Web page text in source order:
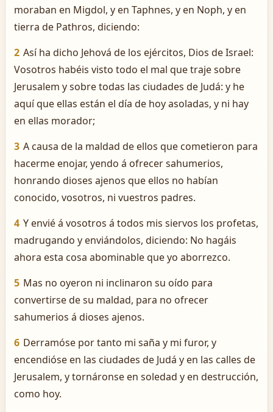
moraban en Migdol, y en Taphnes, y en Noph, y en
tierra de Pathros, diciendo:
2 Así ha dicho Jehová de los ejércitos, Dios de Israel:
Vosotros habéis visto todo el mal que traje sobre
Jerusalem y sobre todas las ciudades de Judá: y he
aquí que ellas están el día de hoy asoladas, y ni hay
en ellas morador;
3 A causa de la maldad de ellos que cometieron para
hacerme enojar, yendo á ofrecer sahumerios,
honrando dioses ajenos que ellos no habían
conocido, vosotros, ni vuestros padres.
4 Y envié á vosotros á todos mis siervos los profetas,
madrugando y enviándolos, diciendo: No hagáis
ahora esta cosa abominable que yo aborrezco.
5 Mas no oyeron ni inclinaron su oído para
convertirse de su maldad, para no ofrecer
sahumerios á dioses ajenos.
6 Derramóse por tanto mi saña y mi furor, y
encendióse en las ciudades de Judá y en las calles de
Jerusalem, y tornáronse en soledad y en destrucción,
como hoy.